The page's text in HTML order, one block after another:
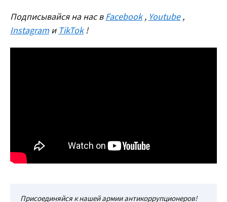
Подписывайся на нас в Facebook , Youtube ,
Instagram и TikTok !
Присоединяйся к нашей армии антикоррупционеров!